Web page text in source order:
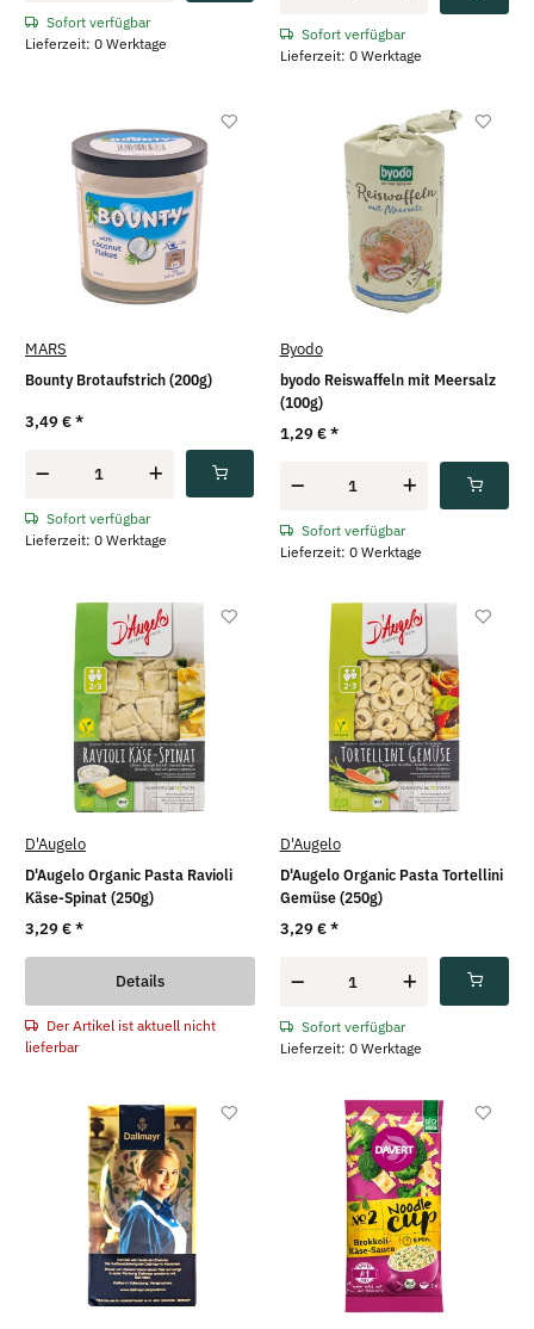
Sofort verfügbar
Lieferzeit: 0 Werktage
Sofort verfügbar
Lieferzeit: 0 Werktage
MARS
Bounty Brotaufstrich (200g)
3,49 €*
Sofort verfügbar
Lieferzeit: 0 Werktage
Byodo
byodo Reiswaffeln mit Meersalz
(100g)
1,29 €*
Sofort verfügbar
Lieferzeit: 0 Werktage
D'Augelo
D'Augelo Organic Pasta Ravioli
Käse-Spinat (250g)
3,29 €*
Details
Der Artikel ist aktuell nicht
lieferbar
D'Augelo
D'Augelo Organic Pasta Tortellini
Gemüse (250g)
3,29 €*
Sofort verfügbar
Lieferzeit: 0 Werktage